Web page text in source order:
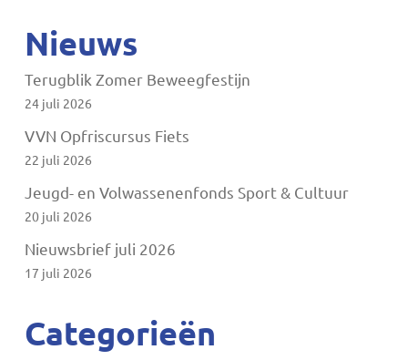
Nieuws
Terugblik Zomer Beweegfestijn
24 juli 2026
VVN Opfriscursus Fiets
22 juli 2026
Jeugd- en Volwassenenfonds Sport & Cultuur
20 juli 2026
Nieuwsbrief juli 2026
17 juli 2026
Categorieën